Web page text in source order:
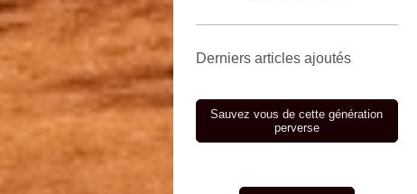
Derniers articles ajoutés
Sauvez vous de cette génération
perverse